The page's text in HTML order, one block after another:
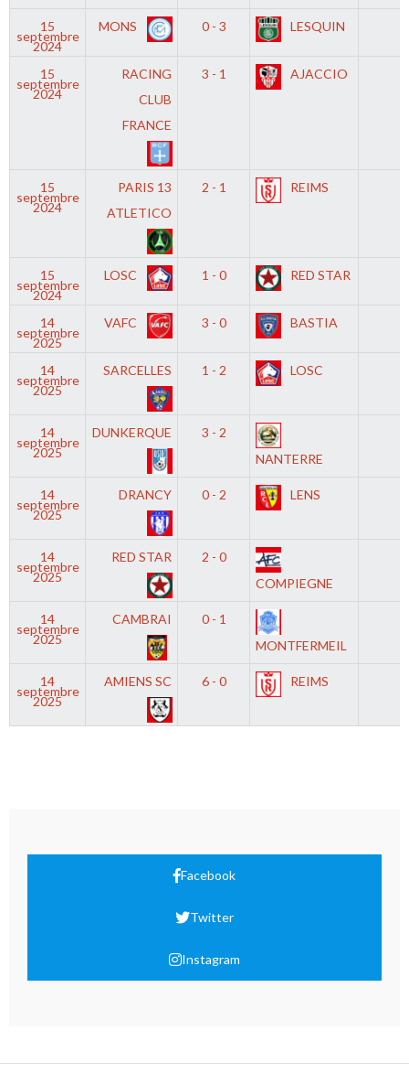
15
septembre
2024
MONS 0 - 3 LESQUIN
15
septembre
2024
RACING
CLUB
FRANCE
3 - 1 AJACCIO
15
septembre
2024
PARIS 13
ATLETICO
2 - 1 REIMS
15
septembre
2024
LOSC 1 - 0 RED STAR
14
septembre
2025
VAFC 3 - 0 BASTIA
14
septembre
2025
SARCELLES 1 - 2 LOSC
14
septembre
2025
DUNKERQUE
3 - 2
NANTERRE
14
septembre
2025
DRANCY 0 - 2 LENS
14
septembre
2025
RED STAR
2 - 0
COMPIEGNE
14
septembre
2025
CAMBRAI
0 - 1
MONTFERMEIL
14
septembre
2025
AMIENS SC 6 - 0 REIMS
Facebook
Twitter
Instagram